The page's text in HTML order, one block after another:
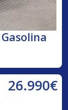
Gasolina
26.990€